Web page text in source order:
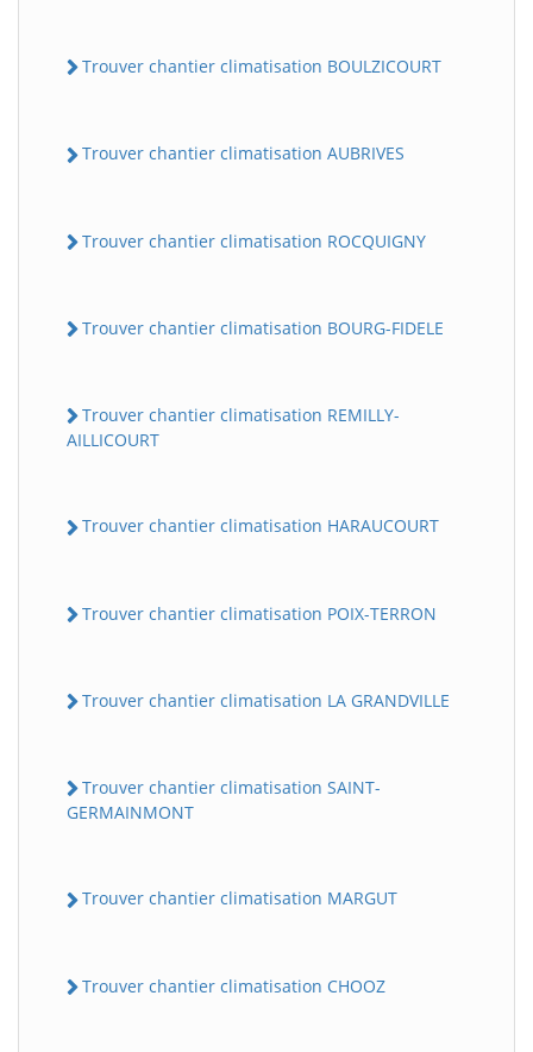
Trouver chantier climatisation BOULZICOURT
Trouver chantier climatisation AUBRIVES
Trouver chantier climatisation ROCQUIGNY
Trouver chantier climatisation BOURG-FIDELE
Trouver chantier climatisation REMILLY-
AILLICOURT
Trouver chantier climatisation HARAUCOURT
Trouver chantier climatisation POIX-TERRON
Trouver chantier climatisation LA GRANDVILLE
Trouver chantier climatisation SAINT-
GERMAINMONT
Trouver chantier climatisation MARGUT
Trouver chantier climatisation CHOOZ